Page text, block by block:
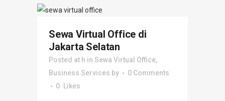
Sewa Virtual Office di
Jakarta Selatan
Posted at h in Sewa Virtual Office,
Business Services by
0 Comments
0 Likes